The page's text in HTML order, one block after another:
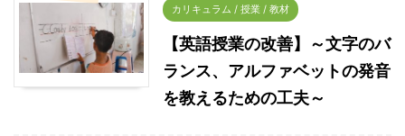
カリキュラム / 授業 / 教材
【英語授業の改善】～文字のバ
ランス、アルファベットの発音
を教えるための工夫～